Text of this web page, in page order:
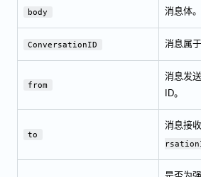
body 消息体。
ConversationID 消息属
from
消息发
ID。
to
消息接